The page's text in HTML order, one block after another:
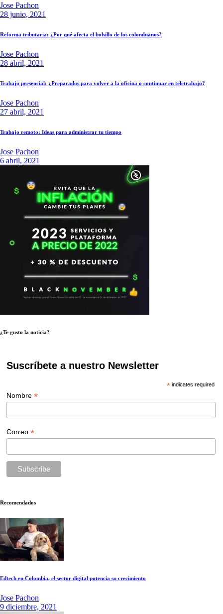
Jose Pachon
28 junio, 2021
Reforma tributaria: ¿Por qué afecta el bolsillo de los colombianos?
Jose Pachon
28 abril, 2021
Trabajo presencial: ¿Preparados para volver a la oficina o continuar en teletrabajo?
Jose Pachon
27 abril, 2021
Trabajo remoto: Ideas para administrar tu tiempo
Jose Pachon
6 abril, 2021
¿Te gusto la noticia?
Suscríbete a nuestro Newsletter
*indicates required
Nombre*
Correo*
Recomendados
Edtech en Colombia, el sector digital potencia su crecimiento
Jose Pachon
9 diciembre, 2021